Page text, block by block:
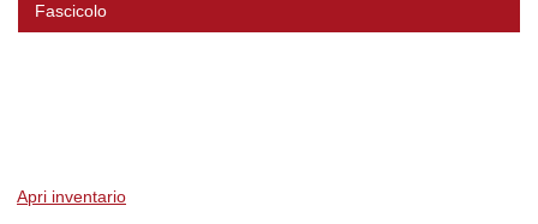
Fascicolo
Apri inventario